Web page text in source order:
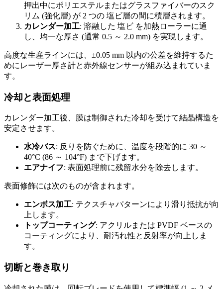
押出中にポリエステルまたはグラスファイバーのスク
リム (強化層) が 2 つの 塩ビ層の間に積層されます。
カレンダー加工: 溶融した 塩ビ を加熱ローラーに通
し、均一な厚さ (通常 0.5 ～ 2.0 mm) を実現します。
高度な生産ラインには、±0.05 mm 以内の公差を維持するた
めにレーザー厚さ計と赤外線センサーが組み込まれていま
す。
冷却と表面処理
カレンダー加工後、膜は制御された冷却を受けて結晶構造を
安定させます。
水冷バス: 反りを防ぐために、温度を段階的に 30 ～
40°C (86 ～ 104°F) まで下げます。
エアナイフ: 表面処理前に残留水分を除去します。
表面修飾には次のものが含まれます。
エンボス加工: テクスチャパターンにより滑り抵抗が向
上します。
トップコーティング: アクリルまたは PVDF ベースの
コーティングにより、耐汚れ性と反射率が向上しま
す。
切断と巻き取り